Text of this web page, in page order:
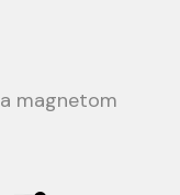
magnetom